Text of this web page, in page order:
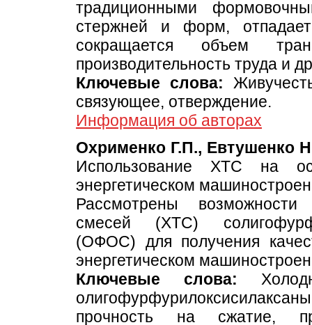
традиционными
стержней и форм,
сокращается объем
производительность труда и
Ключевые слова:
связующее, отверждение.
Информация об авторах
Охрименко Г.П., Евтушенко
Использование ХТС на
энергетическом
Рассмотрены возможности
смесей (ХТС)
(ОФОС) для получения
энергетическом
Ключевые слова:
прочность на сжатие,